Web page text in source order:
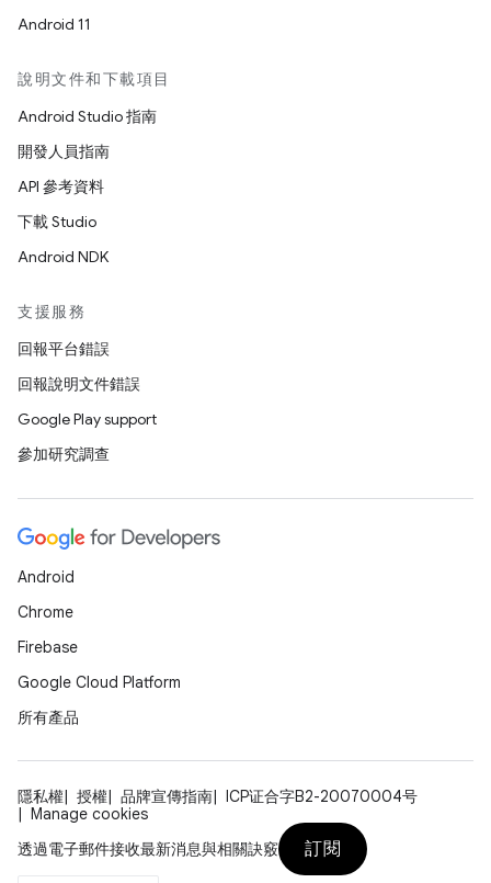
Android 11
說明文件和下載項目
Android Studio 指南
開發人員指南
API 參考資料
下載 Studio
Android NDK
支援服務
回報平台錯誤
回報說明文件錯誤
Google Play support
參加研究調查
Android
Chrome
Firebase
Google Cloud Platform
所有產品
隱私權 授權 品牌宣傳指南
ICP证合字B2-20070004号
Manage cookies
透過電子郵件接收最新消息與相關訣竅
訂閱